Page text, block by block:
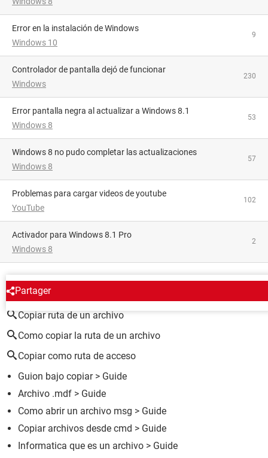
Error en la instalación de Windows
Windows 10
9
Controlador de pantalla dejó de funcionar
Windows
230
Error pantalla negra al actualizar a Windows 8.1
Windows 8
53
Windows 8 no pudo completar las actualizaciones
Windows 8
57
problemas para cargar videos de youtube
YouTube
102
Activador para Windows 8.1 Pro
Windows 8
2
Partager
ALREDEDOR DEL MISMO TEMA
Copiar ruta de un archivo
Como copiar la ruta de un archivo
Copiar como ruta de acceso
Guion bajo copiar> Guide
Archivo .mdf > Guide
Como abrir un archivo msg > Guide
Copiar archivos desde cmd > Guide
Informatica que es un archivo > Guide